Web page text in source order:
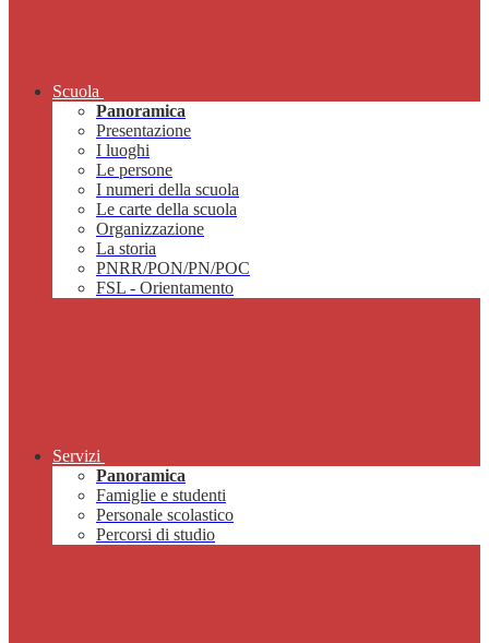
Scuola
Panoramica
Presentazione
I luoghi
Le persone
I numeri della scuola
Le carte della scuola
Organizzazione
La storia
PNRR/PON/PN/POC
FSL - Orientamento
Servizi
Panoramica
Famiglie e studenti
Personale scolastico
Percorsi di studio